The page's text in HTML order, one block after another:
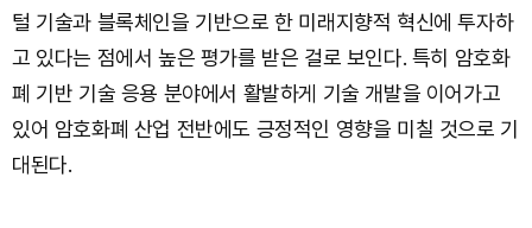
털 기술과 블록체인을 기반으로 한 미래지향적 혁신에 투자하
고 있다는 점에서 높은 평가를 받은 걸로 보인다. 특히 암호화
폐 기반 기술 응용 분야에서 활발하게 기술 개발을 이어가고
있어 암호화폐 산업 전반에도 긍정적인 영향을 미칠 것으로 기
대된다.